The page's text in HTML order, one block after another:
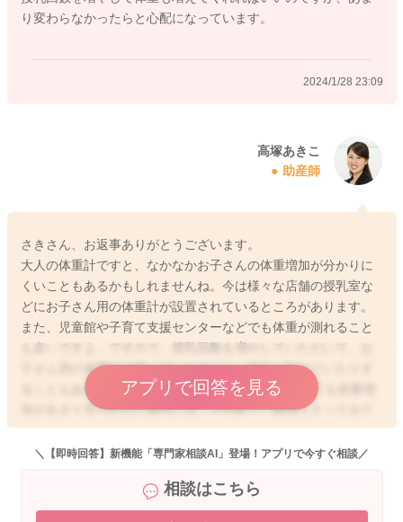
り変わらなかったらと心配になっています。
2024/1/28 23:09
高塚あきこ
助産師
さきさん、お返事ありがとうございます。
大人の体重計ですと、なかなかお子さんの体重増加が分かりに
くいこともあるかもしれませんね。今は様々な店舗の授乳室な
どにお子さん用の体重計が設置されているところがあります。
また、児童館や子育て支援センターなどでも体重が測れること
も多いですよ。ですので、授乳回数を増やしていただいて、お
子さん用の体重計で測っていただくと、意外と飲めていたりす
ることもあります。もし、2週間〜1ヶ月ご様子を見ても体重増
加があまり見られない場合には、小児科でご相談なさってみて
くださいね。
アプリで回答を見る
2024/2/1 5:52
＼【即時回答】新機能「専門家相談AI」登場！アプリで今すぐ相談／
相談はこちら